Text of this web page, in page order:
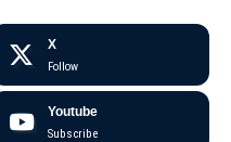
X
Follow
Youtube
Subscribe